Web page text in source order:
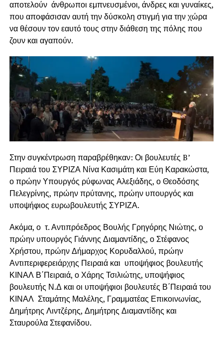
αποτελούν άνθρωποι εμπνευσμένοι, άνδρες και γυναίκες,
που αποφάσισαν αυτή την δύσκολη στιγμή για την χώρα
να θέσουν τον εαυτό τους στην διάθεση της πόλης που
ζουν και αγαπούν.
Στην συγκέντρωση παραβρέθηκαν: Οι βουλευτές B’
Πειραιά του ΣΥΡΙΖΑ Νίνα Κασιμάτη και Εύη Καρακώστα,
ο πρώην Υπουργός ρύφωνας Αλεξιάδης, ο Θεοδόσης
Πελεγρίνης, πρώην πρύτανης, πρώην υπουργός και
υποψήφιος ευρωβουλευτής ΣΥΡΙΖΑ.
Ακόμα, ο τ. Αντιπρόεδρος Βουλής Γρηγόρης Νιώτης, ο
πρώην υπουργός Γιάννης Διαμαντίδης, ο Στέφανος
Χρήστου, πρώην Δήμαρχος Κορυδαλλού, πρώην
Αντιπεριφερειάρχης Πειραιά και υποψήφιος βουλευτής
ΚΙΝΑΛ Β΄Πειραιά, ο Χάρης Τσιλιώτης, υποψήφιος
βουλευτής Ν.Δ και οι υποψήφιοι βουλευτές Β΄Πειραιά του
ΚΙΝΑΛ Σταμάτης Μαλέλης, Γραμματέας Επικοινωνίας,
Δημήτρης Λιντζέρης, Δημήτρης Διαμαντίδης και
Σταυρούλα Στεφανίδου.